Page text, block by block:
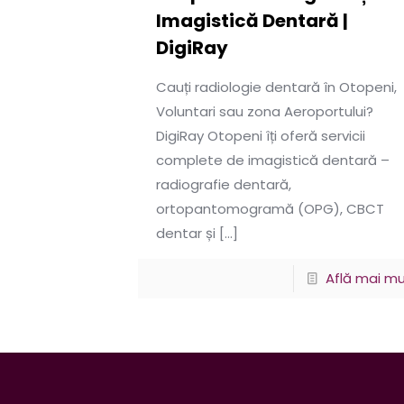
Imagistică Dentară |
DigiRay
Cauți radiologie dentară în Otopeni,
Voluntari sau zona Aeroportului?
DigiRay Otopeni îți oferă servicii
complete de imagistică dentară –
radiografie dentară,
ortopantomogramă (OPG), CBCT
dentar și […]
Află mai